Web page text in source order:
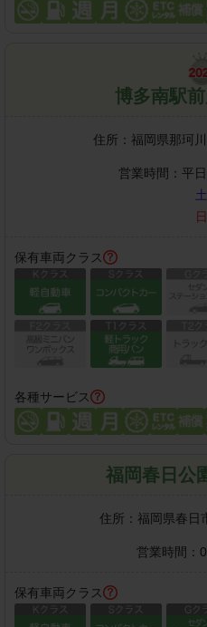
博多南駅
住所： 福岡県那珂
営業時間： 平日
土
日
保有車両クラス
各種サービス
福岡春日公
住所： 福岡県春日
営業時間：
保有車両クラス